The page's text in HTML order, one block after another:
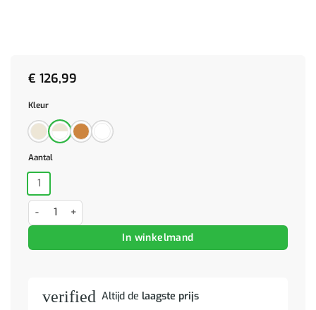
€ 126,99
Kleur
Aantal
1
Eettafel massief hout naturel rubber aantal
In winkelmand
verified Altijd de laagste prijs